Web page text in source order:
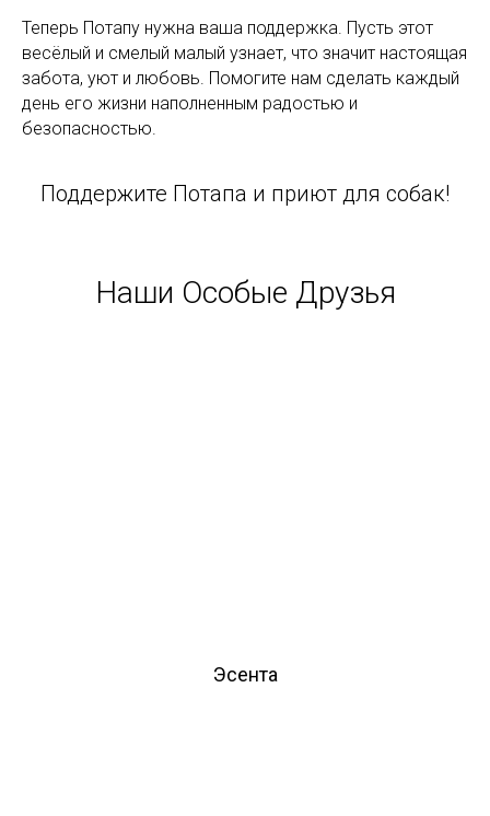
Теперь Потапу нужна ваша поддержка. Пусть этот
весёлый и смелый малый узнает, что значит настоящая
забота, уют и любовь. Помогите нам сделать каждый
день его жизни наполненным радостью и
безопасностью.
Поддержите Потапа и приют для собак!
Наши Особые Друзья
Эсента